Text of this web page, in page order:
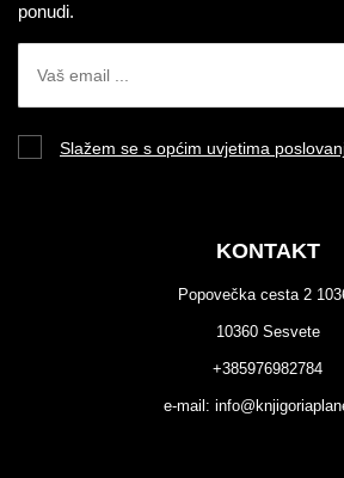
ponudi.
Slažem se s općim uvjetima
KONTAKT
Popovečka cesta 2
10360 Sesvete
+385976982784
e-mail: